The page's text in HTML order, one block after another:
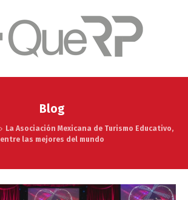
Blog
La Asociación Mexicana de Turismo Educativo,
entre las mejores del mundo